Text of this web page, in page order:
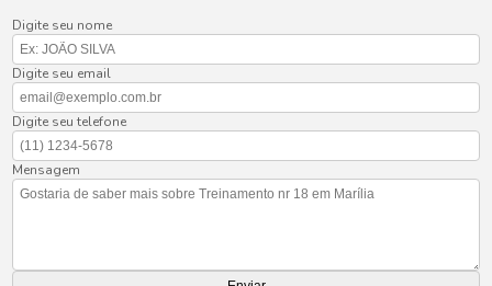
Digite seu nome
Digite seu email
Digite seu telefone
Mensagem